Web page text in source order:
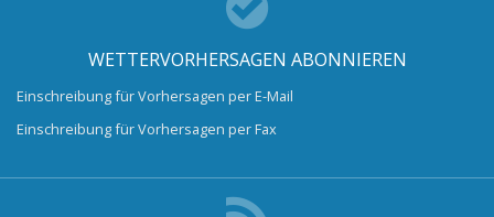
WETTERVORHERSAGEN ABONNIEREN
Einschreibung für Vorhersagen per E-Mail
Einschreibung für Vorhersagen per Fax